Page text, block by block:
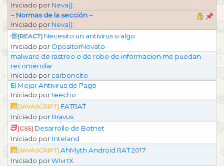
Iniciado por Neva();
~ Normas de la sección ~
Iniciado por Neva();
[REACT] Necesito un antivirus o algo
Iniciado por OpositorNovato
malware de rastreo o de robo de informacion me puedan
recomendar
Iniciado por carboncito
El Mejor Antivirus de Pago
Iniciado porteecho
[JAVASCRIPT] FATRAT
Iniciado por Bravus
[CSS] Desarrollo de Botnet
Iniciado por Inteland
[JAVASCRIPT] AhMyth Android RAT 2017
Iniciado porWIитX